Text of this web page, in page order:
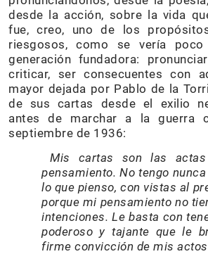
desde la acción, sobre la vida
fue, creo, uno de los
riesgosos, como se vería
generación fundadora:
criticar, ser consecuentes con
mayor dejada por Pablo de la
de sus cartas desde el exilio
antes de marchar a la guerra
septiembre de 1936:
Mis cartas son las
pensamiento. No tengo
lo que pienso, con vistas al
porque mi pensamiento no
intenciones. Le basta con
poderoso y tajante que le
firme convicción de mis